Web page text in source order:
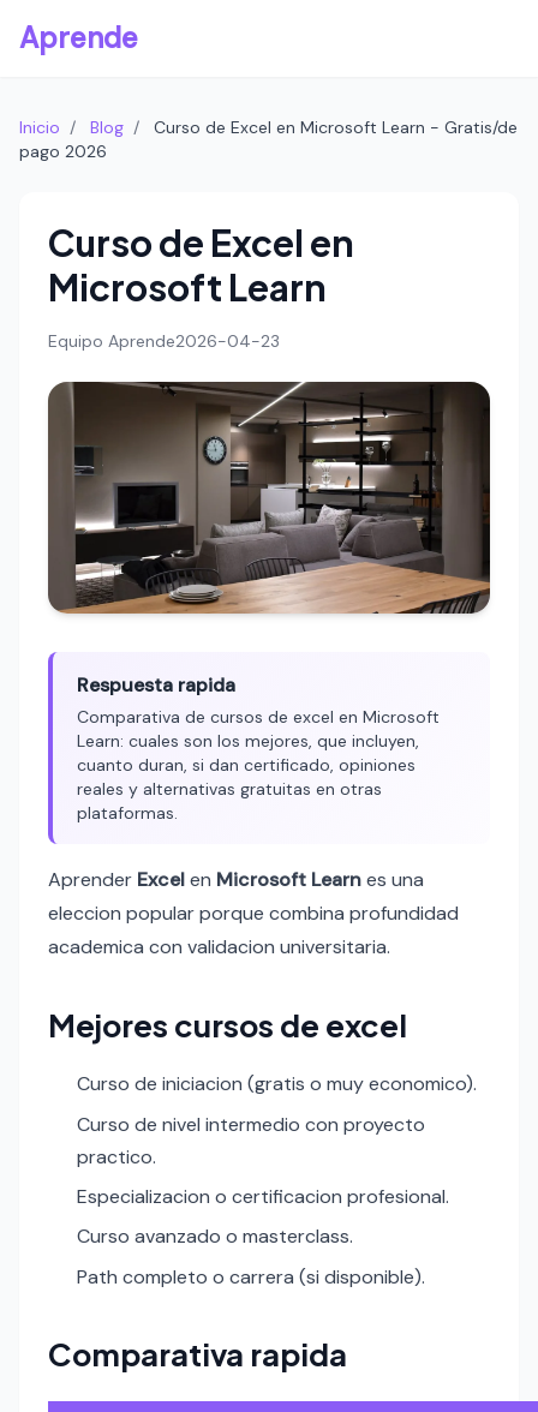
Aprende
Inicio / Blog /
Curso de Excel en Microsoft Learn - Gratis/de
pago 2026
Curso de Excel en
Microsoft Learn
Equipo Aprende2026-04-23
Respuesta rapida
Comparativa de cursos de excel en Microsoft
Learn: cuales son los mejores, que incluyen,
cuanto duran, si dan certificado, opiniones
reales y alternativas gratuitas en otras
plataformas.
Aprender Excelen Microsoft Learnes una
eleccion popular porque combina profundidad
academica con validacion universitaria.
Mejores cursos de excel
Curso de iniciacion (gratis o muy economico).
Curso de nivel intermedio con proyecto
practico.
Especializacion o certificacion profesional.
Curso avanzado o masterclass.
Path completo o carrera (si disponible).
Comparativa rapida